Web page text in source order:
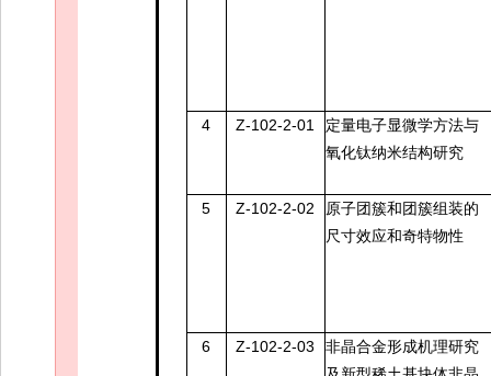
4 Z-102-2-01
定量电子显微学方法与
氧化钛纳米结构研究
5 Z-102-2-02
原子团簇和团簇组装的
尺寸效应和奇特物性
6 Z-102-2-03
非晶合金形成机理研究